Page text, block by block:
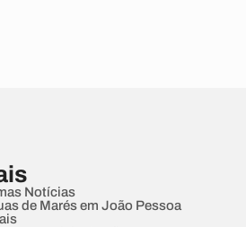
Notícias
de Marés em João Pessoa